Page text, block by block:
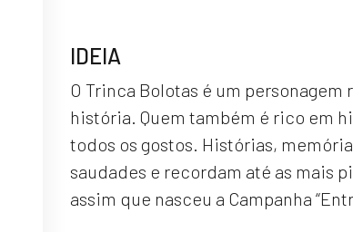
IDEIA
O Trinca Bolotas é um
história. Quem também é rico em
todos os gostos. Histórias,
saudades e recordam até as mais
assim que nasceu a Campanha